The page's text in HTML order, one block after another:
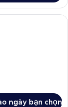
kháng dị ứng,
ngày bạn chọn